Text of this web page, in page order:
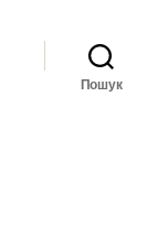
Пошук